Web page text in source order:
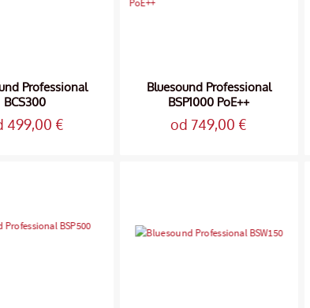
Professional
BCS300
499,00 €
Bluesound Professional
BSP1000 PoE++
od 749,00 €